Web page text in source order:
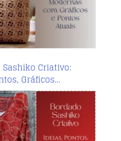
Sashiko Criativo:
Gráficos…